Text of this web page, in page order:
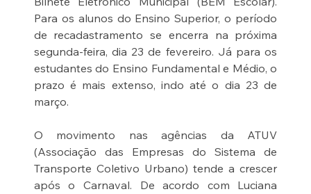
Para os alunos do Ensino Superior, o período
de recadastramento se encerra na próxima
segunda-feira, dia 23 de fevereiro. Já para os
estudantes do Ensino Fundamental e Médio, o
prazo é mais extenso, indo até o dia 23 de
março.
O movimento nas agências da ATUV
(Associação das Empresas do Sistema de
Transporte Coletivo Urbano) tende a crescer
após o Carnaval. De acordo com Luciana